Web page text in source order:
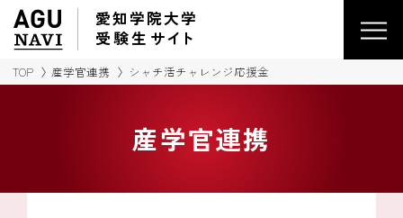
愛知学院大学
受験生 サイ ト
TOP 産学官連携 シャチ活チャレンジ応援金
産学官連携